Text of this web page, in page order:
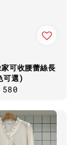
可收腰蕾絲長
可選)